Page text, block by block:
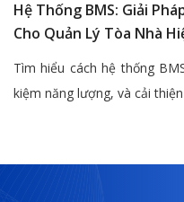
Hệ Thống BMS: Giải
Cho Quản Lý Tòa Nhà
Tìm hiểu cách hệ thống
kiệm năng lượng, và cải